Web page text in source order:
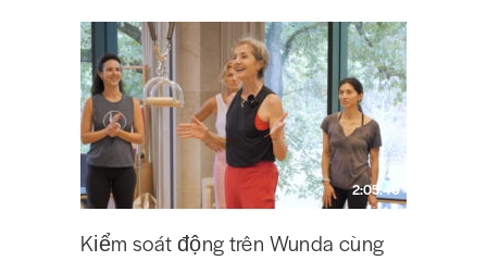
2:05:40
Kiểm soát động trên Wunda cùng